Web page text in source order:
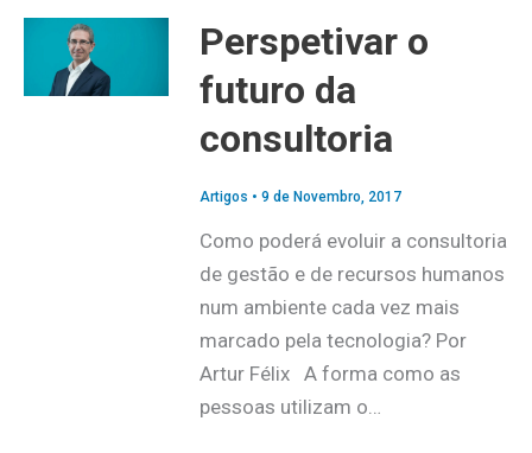
Perspetivar o
futuro da
consultoria
Artigos • 9 de Novembro, 2017
Como poderá evoluir a consultoria
de gestão e de recursos humanos
num ambiente cada vez mais
marcado pela tecnologia? Por
Artur Félix A forma como as
pessoas utilizam o…